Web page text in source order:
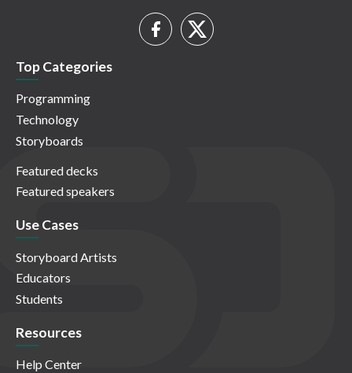
Top Categories
Programming
Technology
Storyboards
Featured decks
Featured speakers
Use Cases
Storyboard Artists
Educators
Students
Resources
Help Center